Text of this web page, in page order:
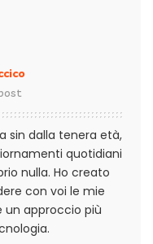
sin dalla tenera età,
quotidiani
nulla. Ho creato
con voi le mie
un approccio più